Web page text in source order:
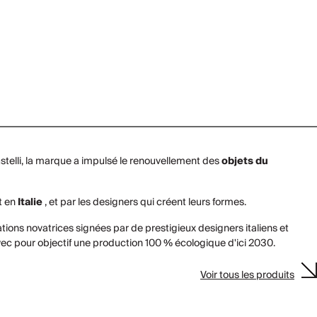
la marque a impulsé le renouvellement desobjets du
enItalie, et par les designers qui créent leurs formes.
novatrices signées par de prestigieux designers italiens et
pour objectif une production 100 % écologique d'ici 2030.
Voir tous les produits